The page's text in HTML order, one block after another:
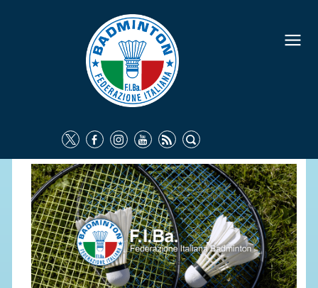
FEDERAZIONE
IDENTITÀ
COMMISSIONI FEDERALI
ORGANI TERRITORIALI
SOCIETÀ SPORTIVE
CARTE FEDERALI
ATTI UFFICIALI
TUTELA DELLA SALUTE -
ANTIDOPING